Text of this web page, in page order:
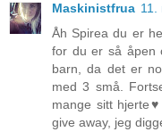
Maskinistfrua 11.
Åh Spirea du er
for du er så åpen
barn, da det er
med 3 små.
mange sitt
give away, jeg